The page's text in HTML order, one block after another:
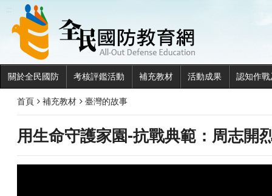
:::
關於全民國防 考核評鑑活動 補充教材 活動成果 認知作
首頁 補充教材 臺灣的故事
用生命守護家園-抗戰典範：周志開